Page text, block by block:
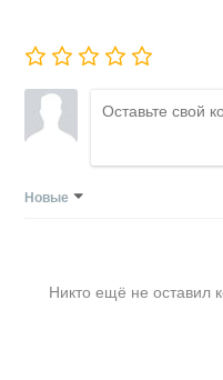
Новые
Никто ещё не оставил